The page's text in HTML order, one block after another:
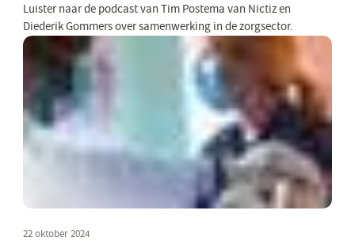
Luister naar de podcast van Tim Postema van Nictiz en
Diederik Gommers over samenwerking in de zorgsector.
22 oktober 2024